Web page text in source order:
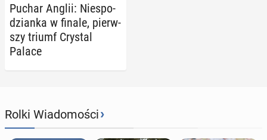
Puchar Anglii: Nie­spo­
dzian­ka w finale, pierw­
szy triumf Crystal
Palace
Rolki Wiadomości›